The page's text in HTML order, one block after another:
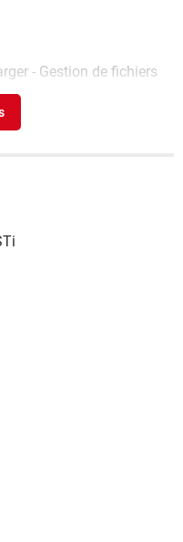
- Gestion de fichiers
Musique